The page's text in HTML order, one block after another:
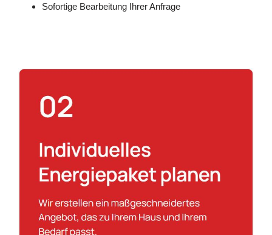
Sofortige Bearbeitung Ihrer Anfrage